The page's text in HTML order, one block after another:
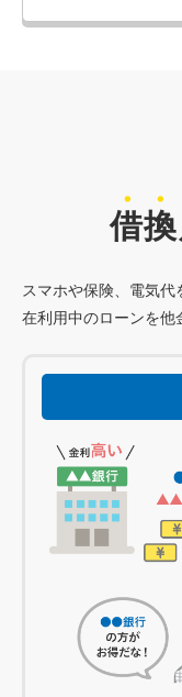
借換
スマホや保険、電気
在利用中のローンを他